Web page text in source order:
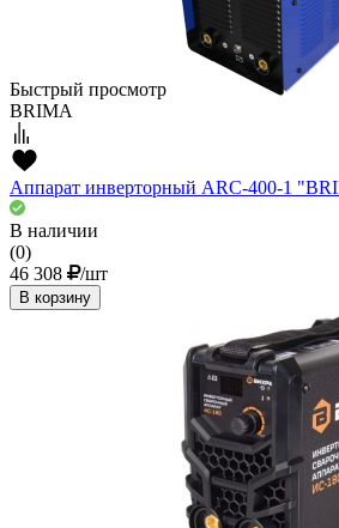
Быстрый просмотр
BRIMA
Аппарат инверторный ARC-400-1
В наличии
(0)
46 308
/шт
В корзину